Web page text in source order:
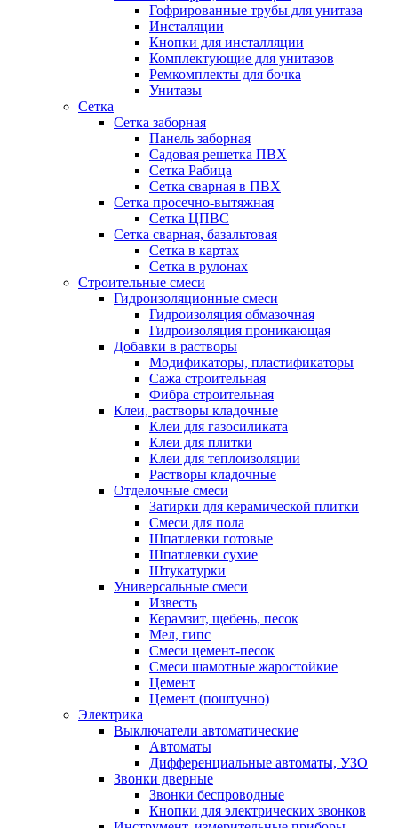
Гофрированные трубы для унитаза
Инсталяции
Кнопки для инсталляции
Комплектующие для унитазов
Ремкомплекты для бочка
Унитазы
Сетка
Сетка заборная
Панель заборная
Садовая решетка ПВХ
Сетка Рабица
Сетка сварная в ПВХ
Сетка просечно-вытяжная
Сетка ЦПВС
Сетка сварная, базальтовая
Сетка в картах
Сетка в рулонах
Строительные смеси
Гидроизоляционные смеси
Гидроизоляция обмазочная
Гидроизоляция проникающая
Добавки в растворы
Модификаторы, пластификаторы
Сажа строительная
Фибра строительная
Клеи, растворы кладочные
Клеи для газосиликата
Клеи для плитки
Клеи для теплоизоляции
Растворы кладочные
Отделочные смеси
Затирки для керамической плитки
Смеси для пола
Шпатлевки готовые
Шпатлевки сухие
Штукатурки
Универсальные смеси
Известь
Керамзит, щебень, песок
Мел, гипс
Смеси цемент-песок
Смеси шамотные жаростойкие
Цемент
Цемент (поштучно)
Электрика
Выключатели автоматические
Автоматы
Дифференциальные автоматы, УЗО
Звонки дверные
Звонки беспроводные
Кнопки для электрических звонков